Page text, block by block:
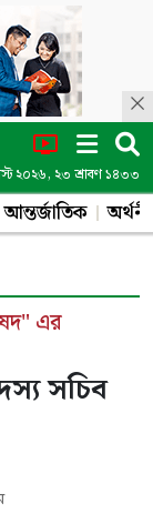
২০২৬, ২৩ শ্রাবণ ১৪৩৩
আন্তর্জাতিক
এর
সচিব